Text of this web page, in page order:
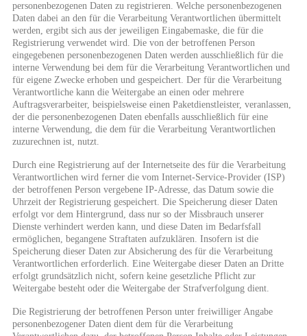
personenbezogenen Daten zu registrieren. Welche personenbezogenen
Daten dabei an den für die Verarbeitung Verantwortlichen übermittelt
werden, ergibt sich aus der jeweiligen Eingabemaske, die für die
Registrierung verwendet wird. Die von der betroffenen Person
eingegebenen personenbezogenen Daten werden ausschließlich für die
interne Verwendung bei dem für die Verarbeitung Verantwortlichen und
für eigene Zwecke erhoben und gespeichert. Der für die Verarbeitung
Verantwortliche kann die Weitergabe an einen oder mehrere
Auftragsverarbeiter, beispielsweise einen Paketdienstleister, veranlassen,
der die personenbezogenen Daten ebenfalls ausschließlich für eine
interne Verwendung, die dem für die Verarbeitung Verantwortlichen
zuzurechnen ist, nutzt.
Durch eine Registrierung auf der Internetseite des für die Verarbeitung
Verantwortlichen wird ferner die vom Internet-Service-Provider (ISP)
der betroffenen Person vergebene IP-Adresse, das Datum sowie die
Uhrzeit der Registrierung gespeichert. Die Speicherung dieser Daten
erfolgt vor dem Hintergrund, dass nur so der Missbrauch unserer
Dienste verhindert werden kann, und diese Daten im Bedarfsfall
ermöglichen, begangene Straftaten aufzuklären. Insofern ist die
Speicherung dieser Daten zur Absicherung des für die Verarbeitung
Verantwortlichen erforderlich. Eine Weitergabe dieser Daten an Dritte
erfolgt grundsätzlich nicht, sofern keine gesetzliche Pflicht zur
Weitergabe besteht oder die Weitergabe der Strafverfolgung dient.
Die Registrierung der betroffenen Person unter freiwilliger Angabe
personenbezogener Daten dient dem für die Verarbeitung